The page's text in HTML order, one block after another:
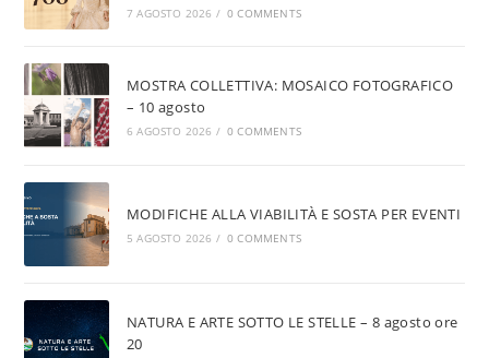
7 AGOSTO 2026 / 0 COMMENTS
MOSTRA COLLETTIVA: MOSAICO FOTOGRAFICO
– 10 agosto
6 AGOSTO 2026 / 0 COMMENTS
MODIFICHE ALLA VIABILITÀ E SOSTA PER EVENTI
5 AGOSTO 2026 / 0 COMMENTS
NATURA E ARTE SOTTO LE STELLE – 8 agosto ore
20